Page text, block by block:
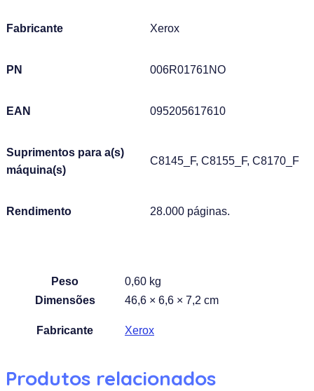
Fabricante Xerox
PN 006R01761NO
EAN 095205617610
Suprimentos para a(s)
máquina(s)
C8145_F, C8155_F, C8170_F
Rendimento 28.000 páginas.
Peso
0,60 kg
Dimensões
46,6 × 6,6 × 7,2 cm
Fabricante Xerox
Produtos relacionados